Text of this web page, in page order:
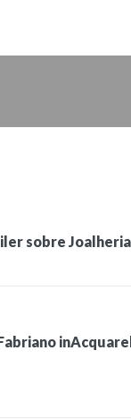
sobre Joalheria